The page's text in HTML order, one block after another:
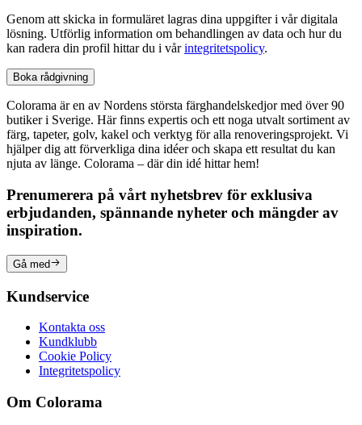
Genom att skicka in formuläret lagras dina uppgifter i vår digitala
lösning. Utförlig information om behandlingen av data och hur du
kan radera din profil hittar du i vårintegritetspolicy.
Boka rådgivning
Colorama är en av Nordens största färghandelskedjor med över 90
butiker i Sverige. Här finns expertis och ett noga utvalt sortiment av
färg, tapeter, golv, kakel och verktyg för alla renoveringsprojekt. Vi
hjälper dig att förverkliga dina idéer och skapa ett resultat du kan
njuta av länge. Colorama – där din idé hittar hem!
Prenumerera på vårt nyhetsbrev för exklusiva
erbjudanden, spännande nyheter och mängder av
inspiration.
Gå med
Kundservice
Kontakta oss
Kundklubb
Cookie Policy
Integritetspolicy
Om Colorama